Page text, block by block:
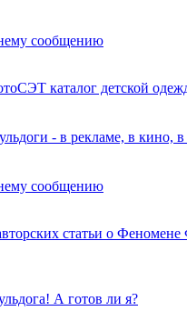
сообщению
каталог детской
- в рекламе, в кино,
сообщению
статьи о
А готов ли я?